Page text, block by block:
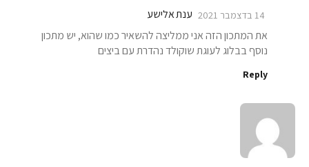
ענת אלישע 14 בדצמבר 2021
את המתכון הזה אני ממליצה להשאיר כמו שהוא, יש מתכון
נוסף בבלוג לעוגת שוקולד נהדרת עם ביצים
Reply